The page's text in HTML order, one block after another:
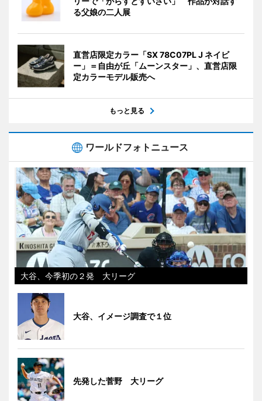
る父娘の二人展
直営店限定カラー「SX 78C07PL J ネイビ
ー」＝自由が丘「ムーンスター」、直営店限
定カラーモデル販売へ
もっと見る
ワールドフォトニュース
大谷、今季初の２発 大リーグ
大谷、イメージ調査で１位
先発した菅野 大リーグ